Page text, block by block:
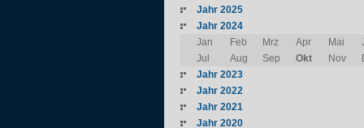
Jahr 2025
Jahr 2024
Jan
Feb Mrz Apr Mai
Jul
Aug Sep Okt Nov
Jahr 2023
Jahr 2022
Jahr 2021
Jahr 2020